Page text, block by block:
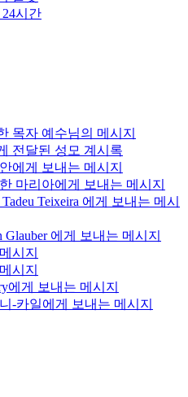
시간
목자 예수님의 메시지
전달된 성모 계시록
에게 보내는 메시지
마리아에게 보내는 메시지
Teixeira 에게 보내는 메시
에게 보내는 메시지
시지
시지
에게 보내는 메시지
-카일에게 보내는 메시지